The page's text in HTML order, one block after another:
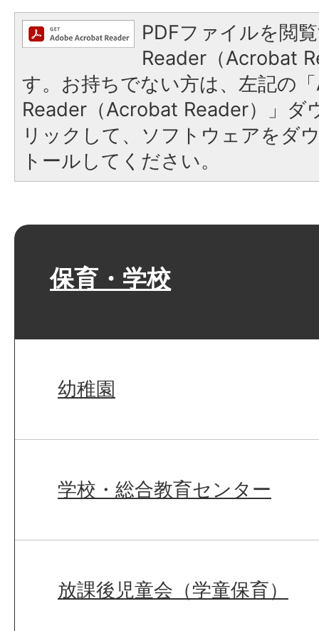
PDFファイルを閲
Reader（Acrobat
す。お持ちでない方は、左記の
Reader（Acrobat Reader）」ダ
リックして、ソフトウェアをダ
トールしてください。
保育・学校
幼稚園
学校・総合教育センター
放課後児童会（学童保育）